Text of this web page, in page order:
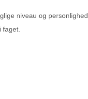
niveau og personlighed.